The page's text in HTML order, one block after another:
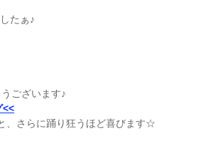
たぁ♪
ございます♪
<<
、さらに踊り狂うほど喜びます☆